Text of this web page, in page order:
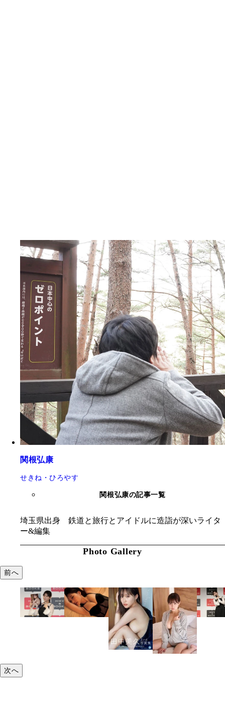
関根弘康
せきね・ひろやす
関根弘康の記事一覧
埼玉県出身 鉄道と旅行とアイドルに造詣が深いライタ
ー&編集
Photo Gallery
前へ
次へ